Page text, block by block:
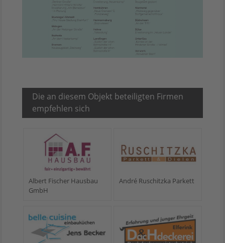
Die an diesem Objekt beteiligten Firmen
empfehlen sich
Albert Fischer Hausbau
GmbH
André Ruschitzka Parkett